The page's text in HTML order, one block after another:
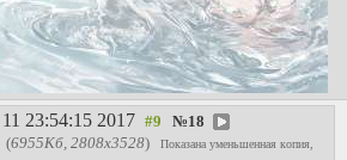
23:54:15 2017 №18
(6955Кб, 2808x3528)
Показана уменьшенная копия,